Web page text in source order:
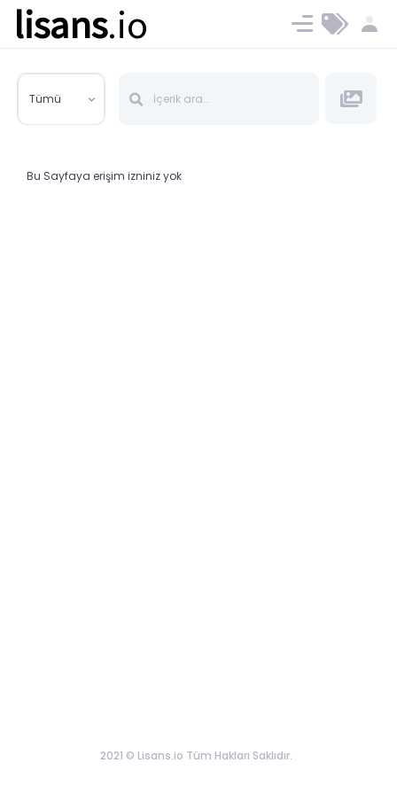
lisans.io Ücret ve Planlar
Tümü
Bu Sayfaya erişim izniniz yok
2021 © Lisans.io Tüm Hakları Saklıdır.